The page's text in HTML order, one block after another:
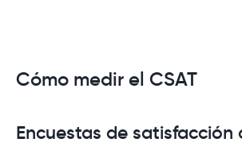
‎Cómo medir el CSAT
Encuestas de satisfacción